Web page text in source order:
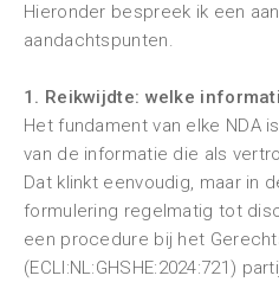
Hieronder bespreek ik een
aandachtspunten.
1. Reikwijdte: welke
Het fundament van elke NDA
van de informatie die als
Dat klinkt eenvoudig, maar in
formulering regelmatig tot
een procedure bij het
(ECLI:NL:GHSHE:2024:721)